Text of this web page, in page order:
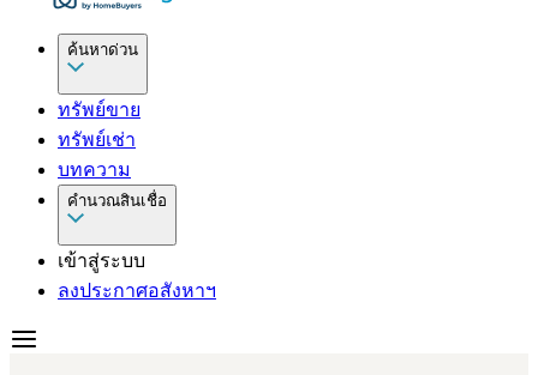
ค้นหาด่วน
ทรัพย์ขาย
ทรัพย์เช่า
บทความ
คำนวณสินเชื่อ
เข้าสู่ระบบ
ลงประกาศอสังหาฯ